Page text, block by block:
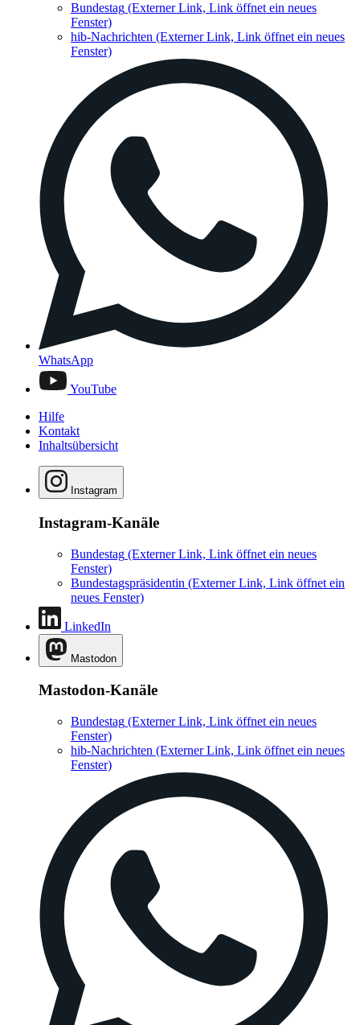
Bundestag (Externer Link, Link öffnet ein neues
Fenster)
hib-Nachrichten (Externer Link, Link öffnet ein neues
Fenster)
WhatsApp
YouTube
Hilfe
Kontakt
Inhaltsübersicht
Instagram
Instagram-Kanäle
Bundestag (Externer Link, Link öffnet ein neues
Fenster)
Bundestagspräsidentin (Externer Link, Link öffnet ein
neues Fenster)
LinkedIn
Mastodon
Mastodon-Kanäle
Bundestag (Externer Link, Link öffnet ein neues
Fenster)
hib-Nachrichten (Externer Link, Link öffnet ein neues
Fenster)